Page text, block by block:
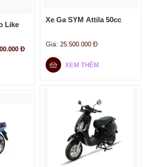
Xe Ga SYM Attila 50cc
Giá: 25.500.000 Đ
XEM THÊM
Like
Đ